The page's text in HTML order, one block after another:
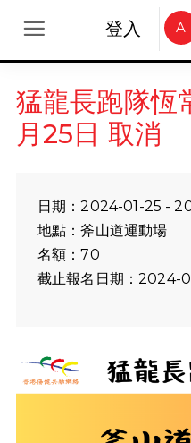
登入 A
猛龍長跑隊恆
月25日 取消
日期：2024-01-25 -
地點：斧山道運動場
名額：70
截止報名日期：2024-